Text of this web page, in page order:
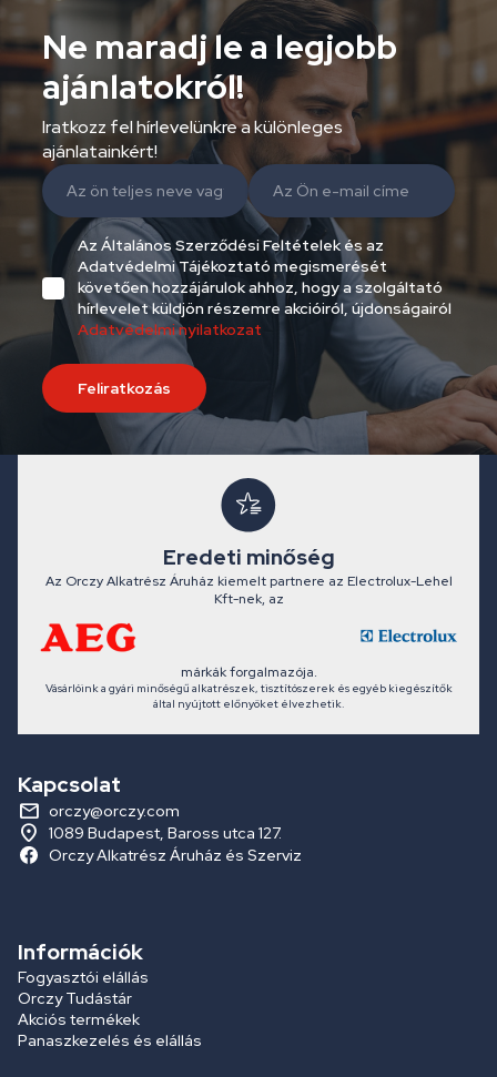
Ne maradj le a legjobb
ajánlatokról!
Iratkozz fel hírlevelünkre a különleges
ajánlatainkért!
Az Általános Szerződési Feltételek és az
Adatvédelmi Tájékoztató megismerését
követően hozzájárulok ahhoz, hogy a szolgáltató
hírlevelet küldjön részemre akcióiról, újdonságairól
Adatvédelmi nyilatkozat
Feliratkozás
Eredeti minőség
Az Orczy Alkatrész Áruház kiemelt partnere az Electrolux-Lehel
Kft-nek, az
márkák forgalmazója.
Vásárlóink a gyári minőségű alkatrészek, tisztítószerek és egyéb kiegészítők
által nyújtott előnyöket élvezhetik.
Kapcsolat
orczy@orczy.com
1089 Budapest, Baross utca 127.
Orczy Alkatrész Áruház és Szerviz
Információk
Fogyasztói elállás
Orczy Tudástár
Akciós termékek
Panaszkezelés és elállás